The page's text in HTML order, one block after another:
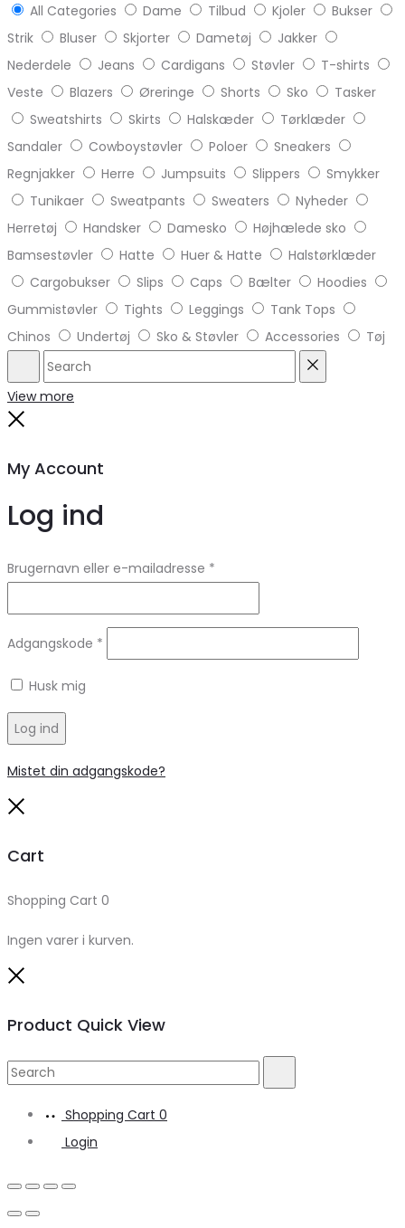
All Categories Dame Tilbud Kjoler
Bukser
Strik
Bluser Skjorter Dametøj
Jakker
Nederdele
Jeans Cardigans Støvler
T-shirts
Veste
Blazers Øreringe Shorts Sko
Tasker
Sweatshirts
Skirts Halskæder
Tørklæder
Sandaler
Cowboystøvler Poloer
Sneakers
Regnjakker
Herre Jumpsuits Slippers
Smykker
Tunikaer
Sweatpants Sweaters
Nyheder
Herretøj
Handsker Damesko
Højhælede sko
Bamsestøvler
Hatte Huer & Hatte
Halstørklæder
Cargobukser
Slips Caps Bælter
Hoodies
Gummistøvler
Tights Leggings
Tank Tops
Chinos
Undertøj Sko & Støvler Accessories Tøj
Search
View more
My Account
Log ind
Brugernavn eller e-mailadresse *
Adgangskode *
Husk mig
Log ind
Mistet din adgangskode?
Cart
Shopping Cart 0
Ingen varer i kurven.
Product Quick View
Search
Shopping Cart 0
Login